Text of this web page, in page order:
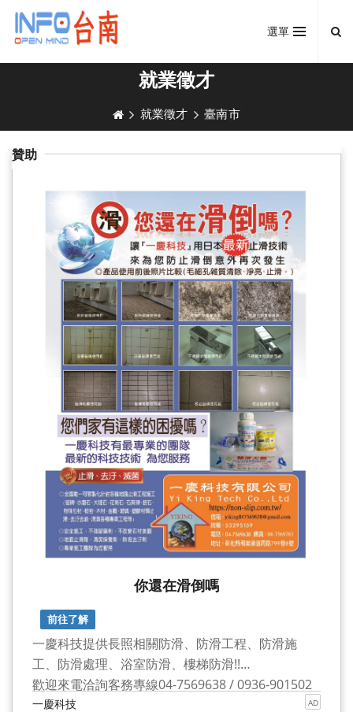
選單
就業徵才
就業徵才 臺南市
贊助
你還在滑倒嗎
前往了解
一慶科技提供長照相關防滑、防滑工程、防滑施
工、防滑處理、浴室防滑、樓梯防滑!!
歡迎來電洽詢客務專線04-7569638 / 0936-901502
一慶科技 AD